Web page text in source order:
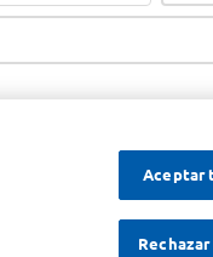
Aceptar